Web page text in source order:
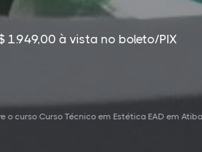
1.949,00 à vista no boleto/PIX
curso Curso Técnico em Estética EAD em